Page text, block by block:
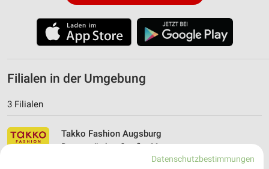
Filialen in der Umgebung
3 Filialen
Takko Fashion Augsburg
Donauwörther Straße 66
Datenschutzbestimmungen